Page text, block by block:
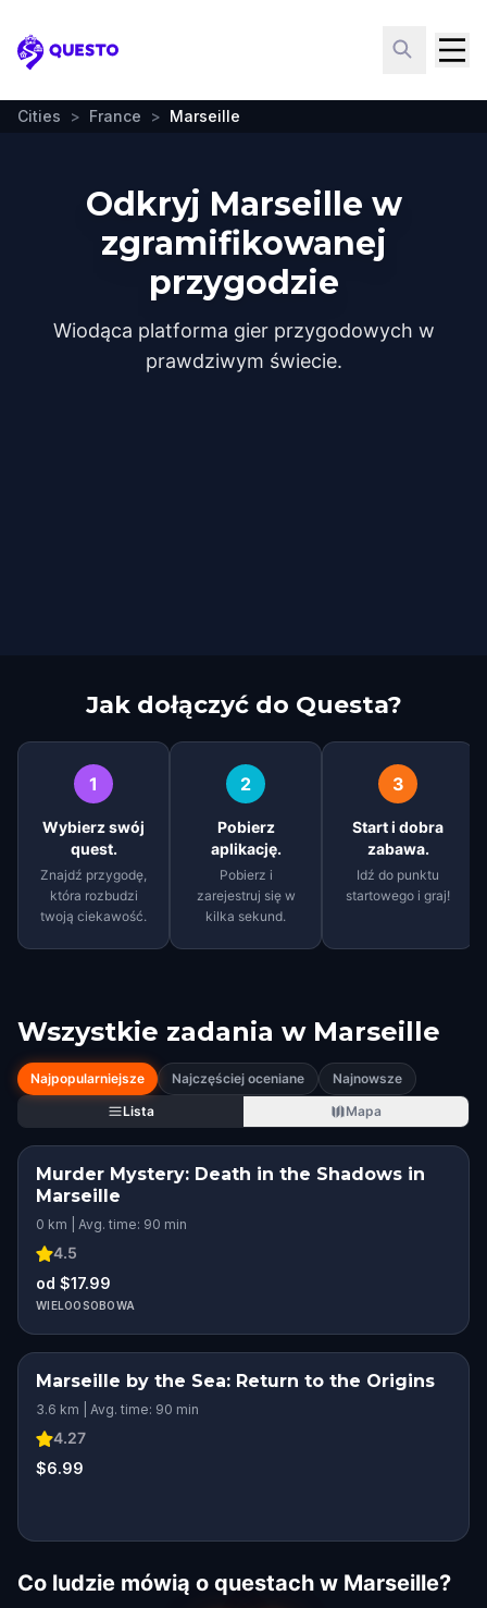
Questo
Cities > France > Marseille
Odkryj Marseille w
zgramifikowanej
przygodzie
Wiodąca platforma gier przygodowych w
prawdziwym świecie.
Jak dołączyć do Questa?
1
Wybierz swój
quest.
Znajdź przygodę,
która rozbudzi
twoją ciekawość.
2
Pobierz
aplikację.
Pobierz i
zarejestruj się w
kilka sekund.
3
Start i dobra
zabawa.
Idź do punktu
startowego i graj!
Wszystkie zadania w Marseille
Najpopularniejsze Najczęściej oceniane
Najnowsze
Lista
Mapa
Murder Mystery: Death in the Shadows in
Marseille
0 km | Avg. time: 90 min
4.5
od $17.99
WIELOOSOBOWA
Marseille by the Sea: Return to the Origins
3.6 km | Avg. time: 90 min
4.27
$6.99
Co ludzie mówią o questach w Marseille?